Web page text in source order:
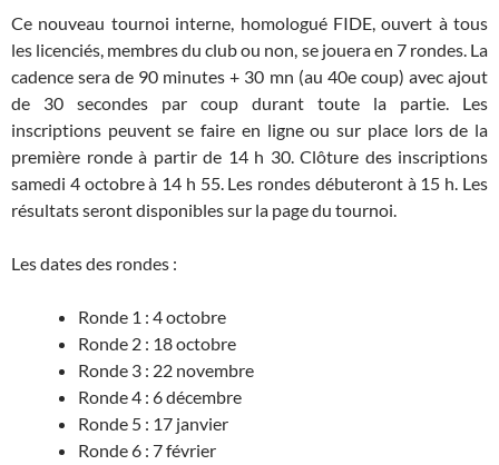
Ce nouveau tournoi interne, homologué FIDE, ouvert à tous
les licenciés, membres du club ou non, se jouera en 7 rondes. La
cadence sera de 90 minutes + 30 mn (au 40e coup) avec ajout
de 30 secondes par coup durant toute la partie. Les
inscriptions peuvent se faire en ligne ou sur place lors de la
première ronde à partir de 14 h 30. Clôture des inscriptions
samedi 4 octobre à 14 h 55. Les rondes débuteront à 15 h. Les
résultats seront disponibles sur la page du tournoi.
Les dates des rondes :
Ronde 1 : 4 octobre
Ronde 2 : 18 octobre
Ronde 3 : 22 novembre
Ronde 4 : 6 décembre
Ronde 5 : 17 janvier
Ronde 6 : 7 février